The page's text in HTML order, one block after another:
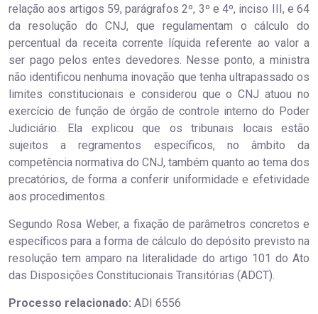
relação aos artigos 59, parágrafos 2º, 3º e 4º, inciso III, e 64
da resolução do CNJ, que regulamentam o cálculo do
percentual da receita corrente líquida referente ao valor a
ser pago pelos entes devedores. Nesse ponto, a ministra
não identificou nenhuma inovação que tenha ultrapassado os
limites constitucionais e considerou que o CNJ atuou no
exercício de função de órgão de controle interno do Poder
Judiciário. Ela explicou que os tribunais locais estão
sujeitos a regramentos específicos, no âmbito da
competência normativa do CNJ, também quanto ao tema dos
precatórios, de forma a conferir uniformidade e efetividade
aos procedimentos.
Segundo Rosa Weber, a fixação de parâmetros concretos e
específicos para a forma de cálculo do depósito previsto na
resolução tem amparo na literalidade do artigo 101 do Ato
das Disposições Constitucionais Transitórias (ADCT).
Processo relacionado: ADI 6556